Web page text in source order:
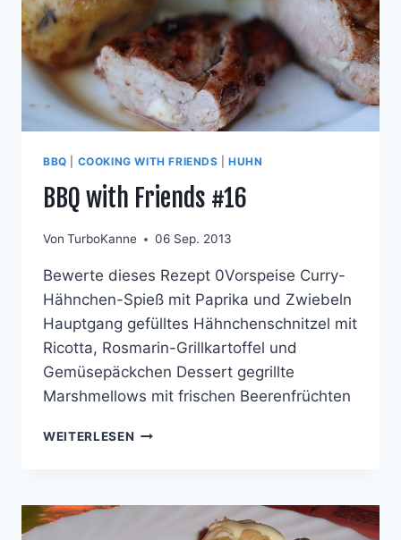
BBQ COOKING WITH FRIENDS |HUHN
BBQ with Friends #16
Von TurboKanne 06 Sep. 2013
Bewerte dieses Rezept 0Vorspeise Curry-
Hähnchen-Spieß mit Paprika und Zwiebeln
Hauptgang gefülltes Hähnchenschnitzel mit
Ricotta, Rosmarin-Grillkartoffel und
Gemüsepäckchen Dessert gegrillte
Marshmellows mit frischen Beerenfrüchten
WEITERLESEN BBQ